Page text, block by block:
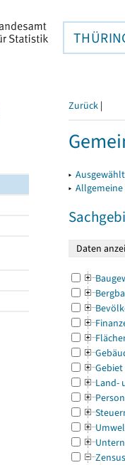
Zurück |
▸
▸
Gebiet
Land-
Zensus